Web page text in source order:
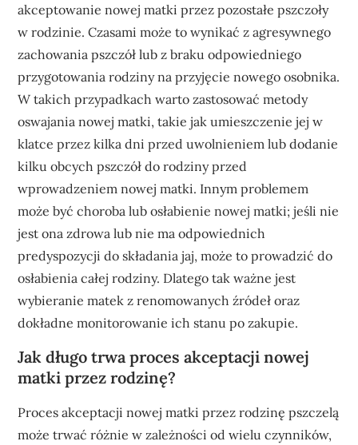
akceptowanie nowej matki przez pozostałe pszczoły
w rodzinie. Czasami może to wynikać z agresywnego
zachowania pszczół lub z braku odpowiedniego
przygotowania rodziny na przyjęcie nowego osobnika.
W takich przypadkach warto zastosować metody
oswajania nowej matki, takie jak umieszczenie jej w
klatce przez kilka dni przed uwolnieniem lub dodanie
kilku obcych pszczół do rodziny przed
wprowadzeniem nowej matki. Innym problemem
może być choroba lub osłabienie nowej matki; jeśli nie
jest ona zdrowa lub nie ma odpowiednich
predyspozycji do składania jaj, może to prowadzić do
osłabienia całej rodziny. Dlatego tak ważne jest
wybieranie matek z renomowanych źródeł oraz
dokładne monitorowanie ich stanu po zakupie.
Jak długo trwa proces akceptacji nowej
matki przez rodzinę?
Proces akceptacji nowej matki przez rodzinę pszczelą
może trwać różnie w zależności od wielu czynników,